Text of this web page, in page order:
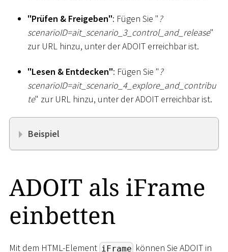
"Prüfen & Freigeben": Fügen Sie "?
scenarioID=ait_scenario_3_ control_and_release"
zur URL hinzu, unter der ADOIT erreichbar ist.
"Lesen & Entdecken": Fügen Sie "?
scenarioID=ait_scenario_4 explore_and_contribu
te" zur URL hinzu, unter der ADOIT erreichbar ist.
Beispiel
ADOIT als iFrame
einbetten
Mit dem HTML-Element iFrame können Sie ADOIT in